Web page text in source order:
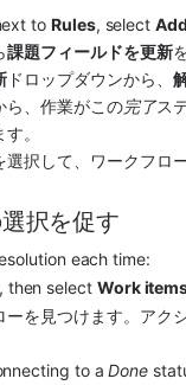
to Rules, select Add
課題フィールドを更新
ドロップダウンから、
ら、作業がこの完了ス
。
選択して、ワークフロ
択を促す
each time:
then select Work
を見つけます。アクシ
to a Done